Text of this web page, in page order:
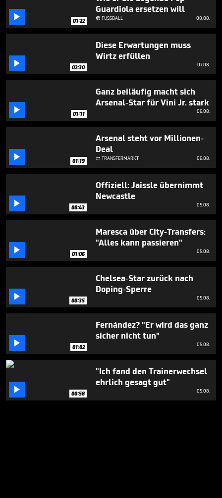
12
seconds
 01:22
Guardiola ersetzen will
FUSSBALL 08.08.
 02:30
Diese Erwartungen muss
Wirtz erfüllen
07.08.
 01:11
Ganz beiläufig macht sich
Arsenal-Star für Vini Jr. stark
06.08.
 01:19
Arsenal steht vor Millionen-
Deal
 TRANSFERMARKT 06.08.
 00:43
Offiziell: Jaissle übernimmt
Newcastle
05.08.
 01:06
Maresca über City-Transfers:
"Alles kann passieren"
05.08.
 00:35
Chelsea-Star zurück nach
Doping-Sperre
05.08.
 01:02
Fernández? "Er wird das ganz
sicher nicht tun"
05.08.
 00:58
"Ich fand den Trainerwechsel
ehrlich gesagt gut"
05.08.